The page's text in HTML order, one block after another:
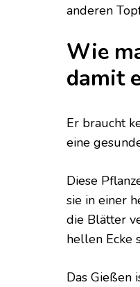
anderen
Wie
damit
Er braucht
eine
Diese
sie in einer
die Blätter
hellen Ecke
Das Gießen